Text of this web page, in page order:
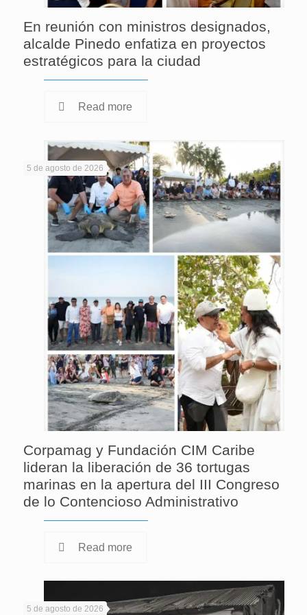
En reunión con ministros designados,
alcalde Pinedo enfatiza en proyectos
estratégicos para la ciudad
Read more
5 de agosto de 2026
Corpamag y Fundación CIM Caribe
lideran la liberación de 36 tortugas
marinas en la apertura del III Congreso
de lo Contencioso Administrativo
Read more
5 de agosto de 2026